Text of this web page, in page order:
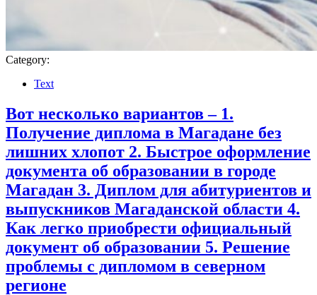
Category:
Text
Вот несколько вариантов – 1.
Получение диплома в Магадане без
лишних хлопот 2. Быстрое оформление
документа об образовании в городе
Магадан 3. Диплом для абитуриентов и
выпускников Магаданской области 4.
Как легко приобрести официальный
документ об образовании 5. Решение
проблемы с дипломом в северном
регионе